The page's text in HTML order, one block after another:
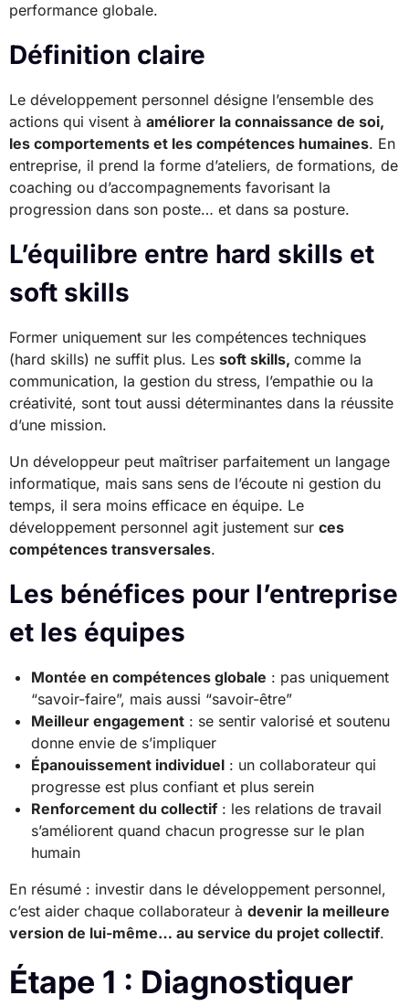
performance globale.
Définition claire
Le développement personnel désigne l’ensemble des
actions qui visent à améliorer la connaissance de soi,
les comportements et les compétences humaines. En
entreprise, il prend la forme d’ateliers, de formations, de
coaching ou d’accompagnements favorisant la
progression dans son poste… et dans sa posture.
L’équilibre entre hard skills et
soft skills
Former uniquement sur les compétences techniques
(hard skills) ne suffit plus. Les soft skills, comme la
communication, la gestion du stress, l’empathie ou la
créativité, sont tout aussi déterminantes dans la réussite
d’une mission.
Un développeur peut maîtriser parfaitement un langage
informatique, mais sans sens de l’écoute ni gestion du
temps, il sera moins efficace en équipe. Le
développement personnel agit justement sur ces
compétences transversales.
Les bénéfices pour l’entreprise
et les équipes
Montée en compétences globale : pas uniquement
“savoir-faire”, mais aussi “savoir-être”
Meilleur engagement : se sentir valorisé et soutenu
donne envie de s’impliquer
Épanouissement individuel : un collaborateur qui
progresse est plus confiant et plus serein
Renforcement du collectif : les relations de travail
s’améliorent quand chacun progresse sur le plan
humain
En résumé : investir dans le développement personnel,
c’est aider chaque collaborateur à devenir la meilleure
version de lui-même… au service du projet collectif.
Étape 1 : Diagnostiquer